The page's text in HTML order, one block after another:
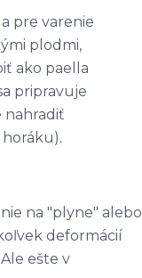
pre varenie
plodmi,
ako paella
pripravuje
nahradiť
na "plyne" alebo
deformácií
ešte v